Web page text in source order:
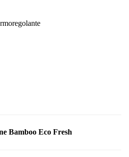
OEKO-TEX®.
fornito sottovuoto, quindi è
dell'uso e lasciarlo disteso su una
Bamboo Eco Fresh